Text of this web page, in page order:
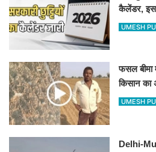
कैलेंडर, इस
अवकाश,
UMESH
फसल बीमा
किसान का
500-500
UMESH
Delhi-